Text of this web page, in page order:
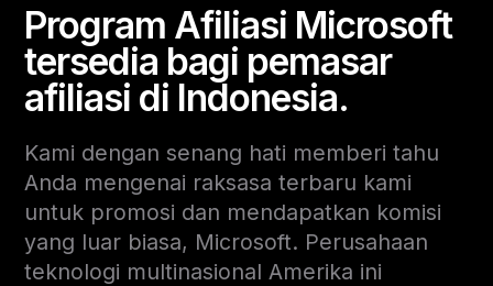
Program Afiliasi Microsoft
tersedia bagi pemasar
afiliasi di Indonesia.
Kami dengan senang hati memberi tahu
Anda mengenai raksasa terbaru kami
untuk promosi dan mendapatkan komisi
yang luar biasa, Microsoft. Perusahaan
teknologi multinasional Amerika ini